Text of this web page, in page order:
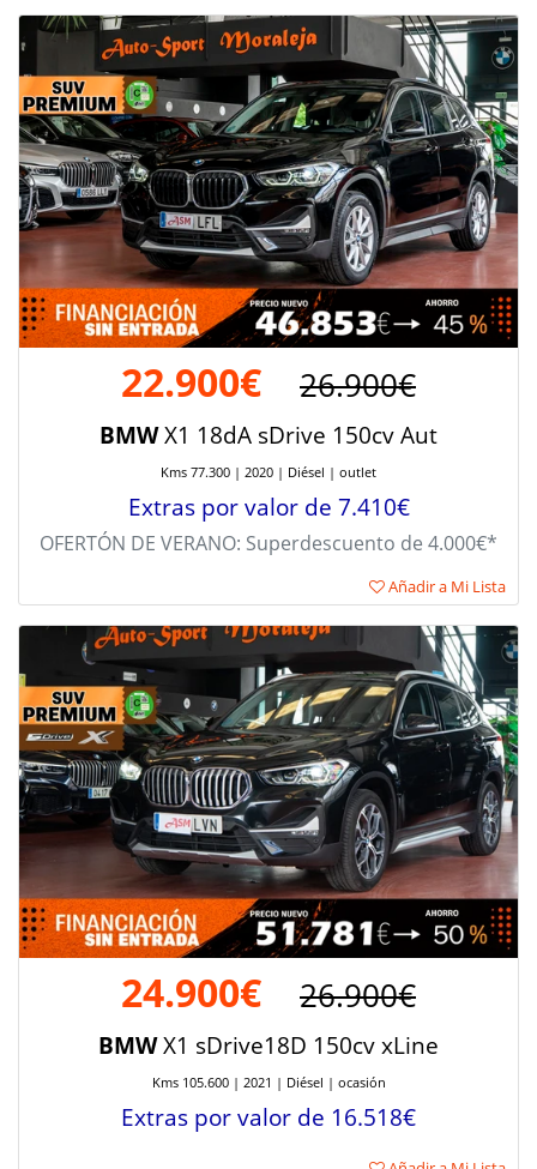
22.900€ 26.900€
BMWX1 18dA sDrive 150cv Aut
Kms 77.300 | 2020 | Diésel | outlet
Extras por valor de 7.410€
OFERTÓN DE VERANO: Superdescuento de 4.000€*
Añadir a Mi Lista
24.900€ 26.900€
BMWX1 sDrive18D 150cv xLine
Kms 105.600 | 2021 | Diésel | ocasión
Extras por valor de 16.518€